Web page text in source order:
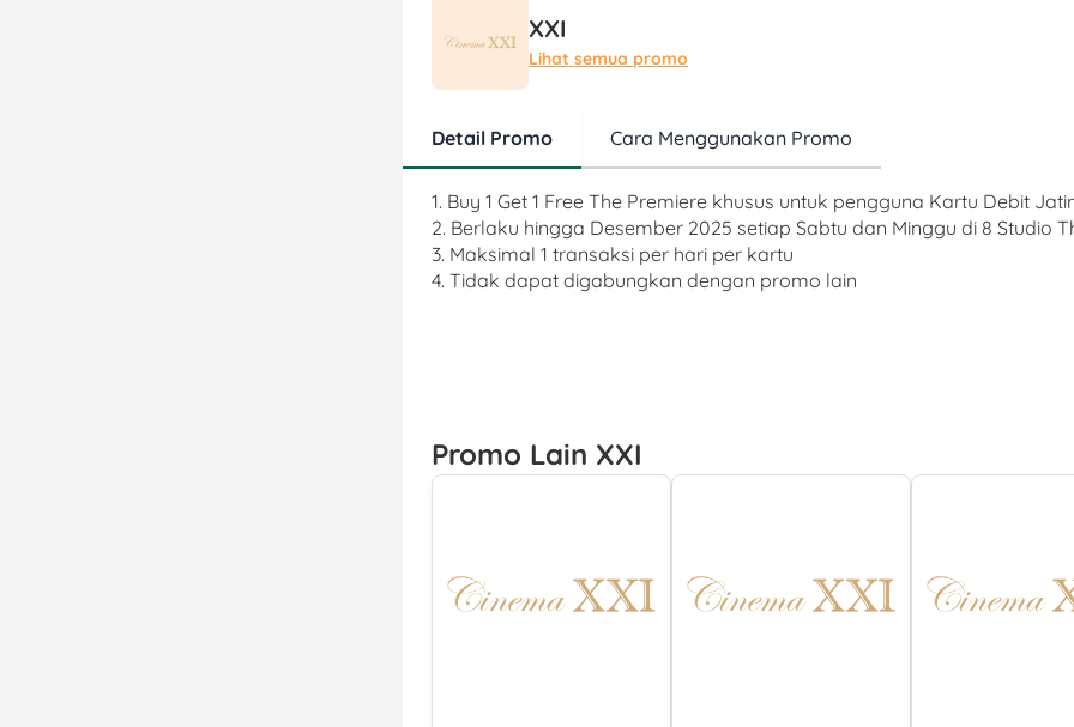
XXI
Lihat semua promo
Detail Promo Cara Menggunakan Promo
1. Buy 1 Get 1 Free The Premiere khusus untuk pengguna Kartu Debit
2. Berlaku hingga Desember 2025 setiap Sabtu dan Minggu di 8 Studio
3. Maksimal 1 transaksi per hari per kartu
4. Tidak dapat digabungkan dengan promo lain
Promo Lain XXI